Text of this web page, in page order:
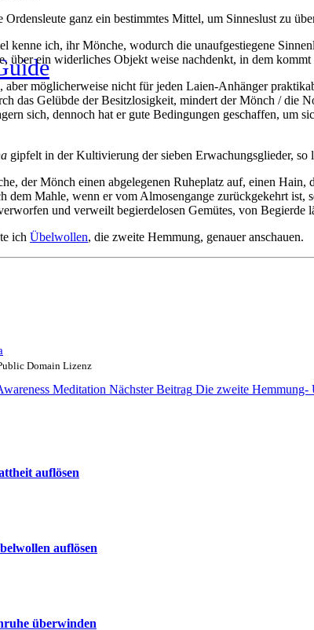
ganz ein bestimmtes Mittel, um Sinneslust zu
kenne ich, ihr Mönche, wodurch die unaufgestiegene
über ein widerliches Objekt weise nachdenkt, in dem
aber möglicherweise nicht für jeden Laien-Anhänger
das Gelübde der Besitzlosigkeit, mindert der Mönch / die
sich, dennoch hat er gute Bedingungen geschaffen, um
gipfelt in der Kultivierung der sieben Erwachungsglieder, so
der Mönch einen abgelegenen Ruheplatz auf, einen
dem Mahle, wenn er vom Almosengange zurückgekehrt
und verweilt begierdelosen Gemütes, von Begierde
ich Übelwollen, die zweite Hemmung, genauer anschauen.
Domain Lizenz
Meditation Nächster Beitrag Die zweite Hemmung-
auflösen
auflösen
überwinden